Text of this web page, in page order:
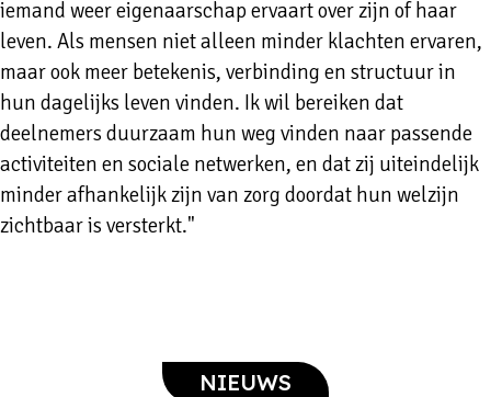
iemand weer eigenaarschap ervaart over zijn of haar
leven. Als mensen niet alleen minder klachten ervaren,
maar ook meer betekenis, verbinding en structuur in
hun dagelijks leven vinden. Ik wil bereiken dat
deelnemers duurzaam hun weg vinden naar passende
activiteiten en sociale netwerken, en dat zij uiteindelijk
minder afhankelijk zijn van zorg doordat hun welzijn
zichtbaar is versterkt."
NIEUWS